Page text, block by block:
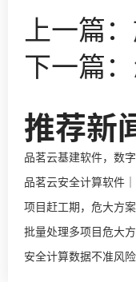
上一篇：
下一篇：
推荐新
品茗云基建软件，数
品茗云安全计算软件
项目赶工期，危大方
批量处理多项目危大
安全计算数据不准风